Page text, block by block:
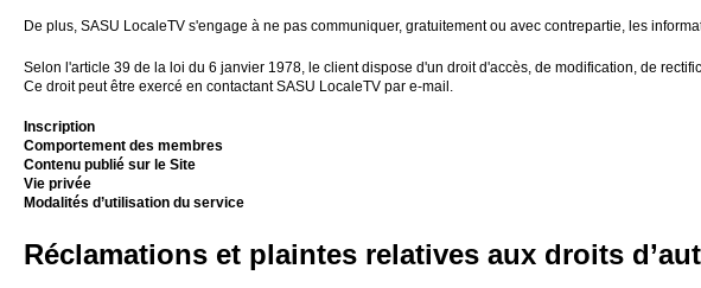
De plus, SASU LocaleTV s'engage à ne pas communiquer, gratuitement ou avec contrepartie, les
Selon l'article 39 de la loi du 6 janvier 1978, le client dispose d'un droit d'accès, de modification, de
Ce droit peut être exercé en contactant SASU LocaleTV par e-mail.
Inscription
Comportement des membres
Contenu publié sur le Site
Vie privée
Modalités d’utilisation du service
Réclamations et plaintes relatives aux droits